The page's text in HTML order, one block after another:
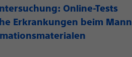
Online-Tests
Erkrankungen beim Mann